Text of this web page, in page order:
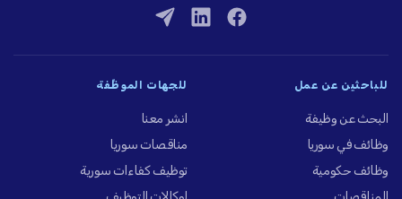
للباحثين عن عمل
البحث عن وظيفة
وظائف في سوريا
وظائف حكومية
للجهات الموظِّفة
انشر معنا
مناقصات سوريا
توظيف كفاءات سورية